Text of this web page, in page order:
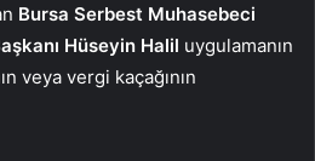
Bursa Serbest Muhasebeci
Hüseyin Halil uygulamanın
veya vergi kaçağının